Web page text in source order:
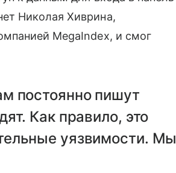
Николая Хиврина,
MegaIndex, и смог
постоянно пишут
Как правило, это
уязвимости. Мы